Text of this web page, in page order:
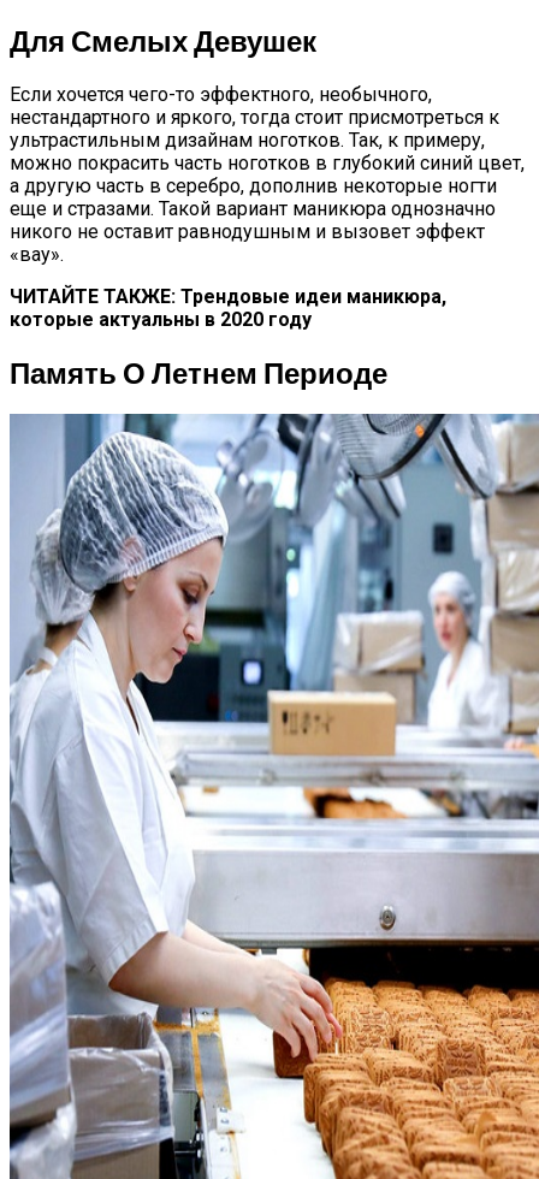
Для Смелых Девушек
Если хочется чего-то эффектного, необычного,
нестандартного и яркого, тогда стоит присмотреться к
ультрастильным дизайнам ноготков. Так, к примеру,
можно покрасить часть ноготков в глубокий синий цвет,
а другую часть в серебро, дополнив некоторые ногти
еще и стразами. Такой вариант маникюра однозначно
никого не оставит равнодушным и вызовет эффект
«вау».
ЧИТАЙТЕ ТАКЖЕ: Трендовые идеи маникюра,
которые актуальны в 2020 году
Память О Летнем Периоде